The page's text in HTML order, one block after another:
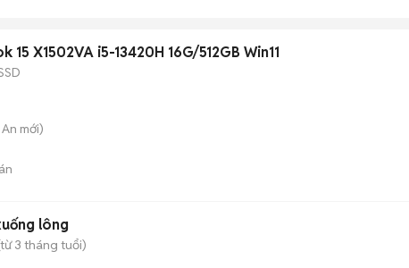
15 X1502VA i5-13420H 16G/512GB Win11
An mới)
lông
3 tháng tuổi)